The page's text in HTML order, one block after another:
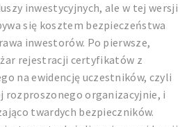
inwestycyjnych, ale w tej wersji
się kosztem bezpieczeństwa
inwestorów. Po pierwsze,
rejestracji certyfikatów z
na ewidencję uczestników, czyli
rozproszonego organizacyjnie, i
twardych bezpieczników.